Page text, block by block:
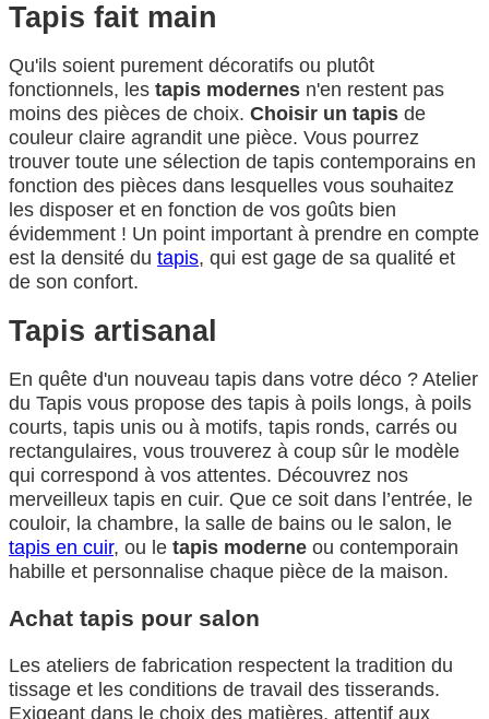
Tapis fait main
Qu'ils soient purement décoratifs ou plutôt
fonctionnels, les tapis modernes n'en restent pas
moins des pièces de choix. Choisir un tapis de
couleur claire agrandit une pièce. Vous pourrez
trouver toute une sélection de tapis contemporains en
fonction des pièces dans lesquelles vous souhaitez
les disposer et en fonction de vos goûts bien
évidemment ! Un point important à prendre en compte
est la densité du tapis, qui est gage de sa qualité et
de son confort.
Tapis artisanal
En quête d'un nouveau tapis dans votre déco ? Atelier
du Tapis vous propose des tapis à poils longs, à poils
courts, tapis unis ou à motifs, tapis ronds, carrés ou
rectangulaires, vous trouverez à coup sûr le modèle
qui correspond à vos attentes. Découvrez nos
merveilleux tapis en cuir. Que ce soit dans l’entrée, le
couloir, la chambre, la salle de bains ou le salon, le
tapis en cuir, ou le tapis moderne ou contemporain
habille et personnalise chaque pièce de la maison.
Achat tapis pour salon
Les ateliers de fabrication respectent la tradition du
tissage et les conditions de travail des tisserands.
Exigeant dans le choix des matières, attentif aux